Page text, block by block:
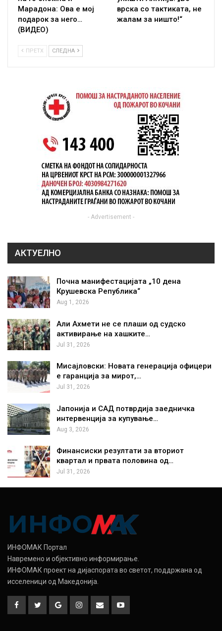
Марадона: Ова е мој
подарок за него…
(ВИДЕО)
врска со тактиката, не
жалам за ништо!“
ПРЕТХ СЛЕДНА
- Advertisement -
АКТУЕЛНО
Почна манифестацијата „10 дена
Крушевска Република“
Aug 1, 2026
Али Ахмети не се плаши од судско
активирање на хашките…
Jul 31, 2026
Мисајловски: Новата генерација офицери
е гаранција за мирот,…
Jul 31, 2026
Јапонија и САД потврдија заедничка
интервенција за купување…
Aug 3, 2026
Финансиски резултати за вториот
квартал и првата половина од…
Jul 31, 2026
ИНФОМАК Портал
Навремено и објективно информирање.
ИНФОМАК проект на дијаспората во светот, поддржана од
исселеници од Македонија.